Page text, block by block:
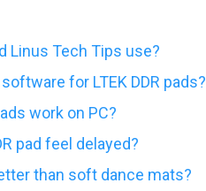
Linus Tech Tips use?
for LTEK DDR pads?
work on PC?
pad feel delayed?
than soft dance mats?